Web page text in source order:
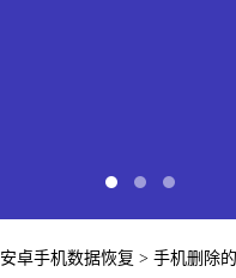
安卓手机数据恢复 > 手机删除